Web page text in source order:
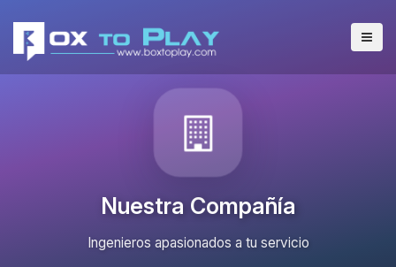
Nuestra Compañía
Ingenieros apasionados a tu servicio